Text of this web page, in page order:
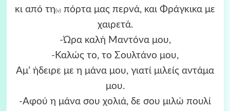
κι από τη(ν) πόρτα μας περνά, και Φράγκικα με
χαιρετά.
-Ώρα καλή Μαντόνα μου,
-Καλώς το, το Σουλτάνο μου,
Αμ’ ήδειρε με η μάνα μου, γιατί μιλείς αντάμα
μου.
-Αφού η μάνα σου χολιά, δε σου μιλώ πουλί